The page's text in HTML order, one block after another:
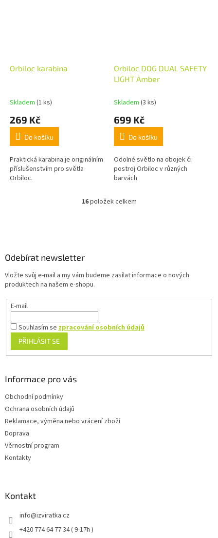
Orbiloc karabina
Skladem (1 ks)
269 Kč
Do košíku
Praktická karabina je originálním
příslušenstvím pro světla
Orbiloc.
Orbiloc DOG DUAL SAFETY
LIGHT Amber
Skladem (3 ks)
699 Kč
Do košíku
Odolné světlo na obojek či
postroj Orbiloc v různých
barvách
O
p
v
v
i
16položek celkem
Odebírat newsletter
Vložte svůj e-mail a my vám budeme zasílat informace o nových
produktech na našem e-shopu.
E-mail
Souhlasím sezpracování osobních údajů
PŘIHLÁSIT SE
Informace pro vás
Obchodní podmínky
Ochrana osobních údajů
Reklamace, výměna nebo vrácení zboží
Doprava
Věrnostní program
Kontakty
Kontakt
info@izviratka.cz
+420 774 64 77 34 ( 9-17h )